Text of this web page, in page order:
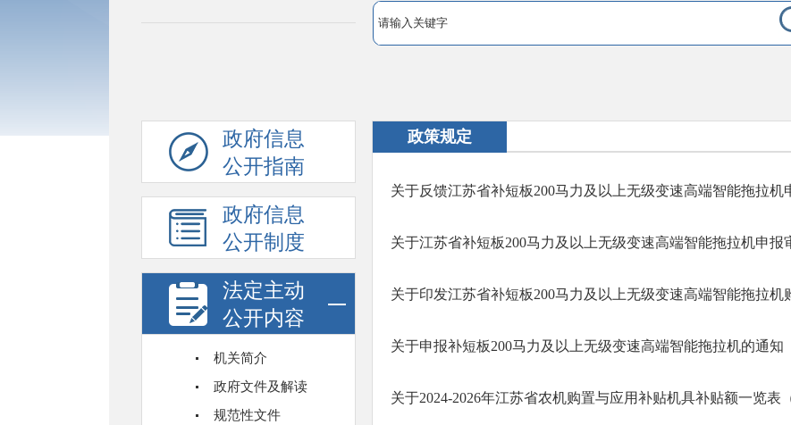
政府信息
公开指南
政府信息
公开制度
法定主动
公开内容
机关简介
政府文件及解读
规范性文件
政策规定
关于反馈江苏省补短板200马力及以上无级变速高端智能拖拉机
关于江苏省补短板200马力及以上无级变速高端智能拖拉机申报
关于印发江苏省补短板200马力及以上无级变速高端智能拖拉机
关于申报补短板200马力及以上无级变速高端智能拖拉机的通知
关于2024-2026年江苏省农机购置与应用补贴机具补贴额一览表